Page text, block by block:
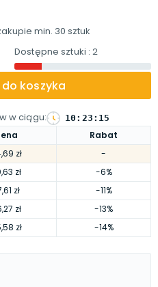
Rabat
zł
-
zł
-6%
zł
-11%
zł
-13%
zł -14%
min. 30 sztuk
Dostępne sztuki : 2
koszyka
w ciągu: 10 : 23 : 15